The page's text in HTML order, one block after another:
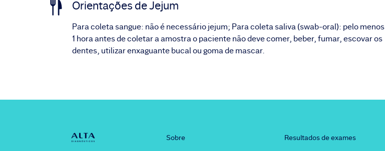
Orientações de Jejum
Para coleta sangue: não é necessário jejum; Para coleta saliva (swab-oral): pelo menos
1 hora antes de coletar a amostra o paciente não deve comer, beber, fumar, escovar os
dentes, utilizar enxaguante bucal ou goma de mascar.
Sobre Resultados de exames